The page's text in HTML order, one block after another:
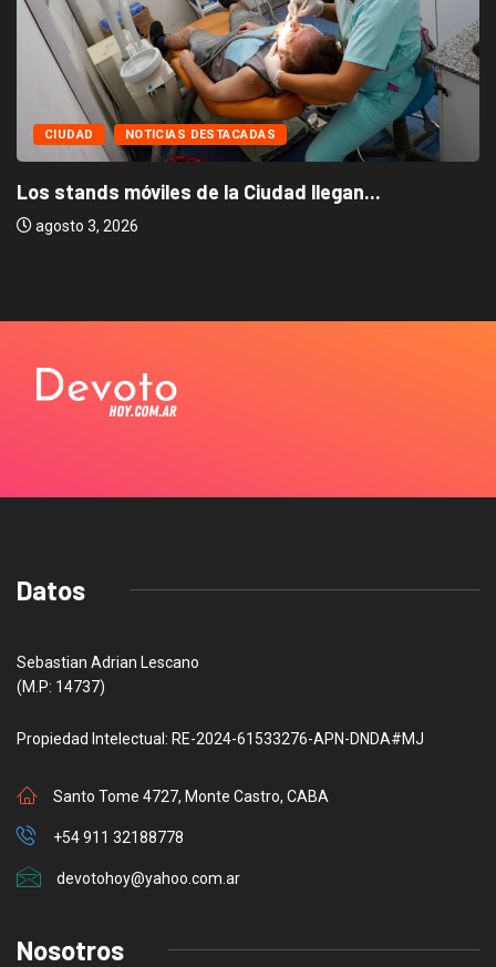
CIUDAD NOTICIAS DESTACADAS
Los stands móviles de la Ciudad llegan...
agosto 3, 2026
Datos
Sebastian Adrian Lescano
(M.P: 14737)
Propiedad Intelectual: RE-2024-61533276-APN-DNDA#MJ
Santo Tome 4727, Monte Castro, CABA
+54 911 32188778
devotohoy@yahoo.com.ar
Nosotros